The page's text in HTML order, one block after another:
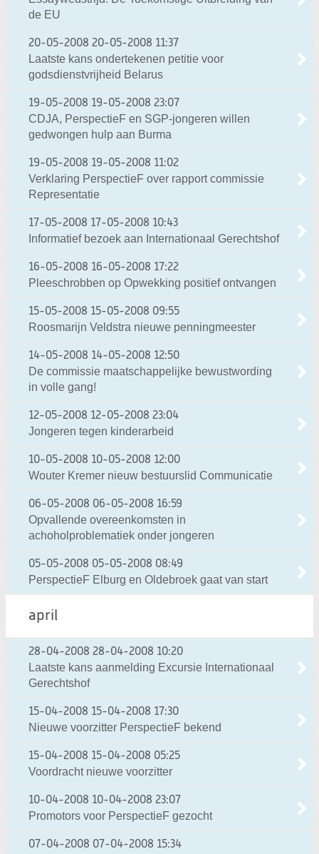
de EU
20-05-2008 20-05-2008 11:37
Laatste kans ondertekenen petitie voor
godsdienstvrijheid Belarus
19-05-2008 19-05-2008 23:07
CDJA, PerspectieF en SGP-jongeren willen
gedwongen hulp aan Burma
19-05-2008 19-05-2008 11:02
Verklaring PerspectieF over rapport commissie
Representatie
17-05-2008 17-05-2008 10:43
Informatief bezoek aan Internationaal Gerechtshof
16-05-2008 16-05-2008 17:22
Pleeschrobben op Opwekking positief ontvangen
15-05-2008 15-05-2008 09:55
Roosmarijn Veldstra nieuwe penningmeester
14-05-2008 14-05-2008 12:50
De commissie maatschappelijke bewustwording
in volle gang!
12-05-2008 12-05-2008 23:04
Jongeren tegen kinderarbeid
10-05-2008 10-05-2008 12:00
Wouter Kremer nieuw bestuurslid Communicatie
06-05-2008 06-05-2008 16:59
Opvallende overeenkomsten in
achoholproblematiek onder jongeren
05-05-2008 05-05-2008 08:49
PerspectieF Elburg en Oldebroek gaat van start
april
28-04-2008 28-04-2008 10:20
Laatste kans aanmelding Excursie Internationaal
Gerechtshof
15-04-2008 15-04-2008 17:30
Nieuwe voorzitter PerspectieF bekend
15-04-2008 15-04-2008 05:25
Voordracht nieuwe voorzitter
10-04-2008 10-04-2008 23:07
Promotors voor PerspectieF gezocht
07-04-2008 07-04-2008 15:34